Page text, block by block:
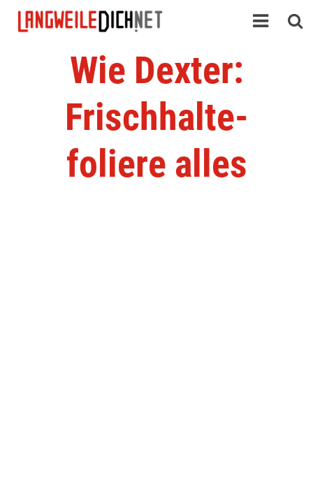
Wie Dexter:
Frischhalte-
foliere alles